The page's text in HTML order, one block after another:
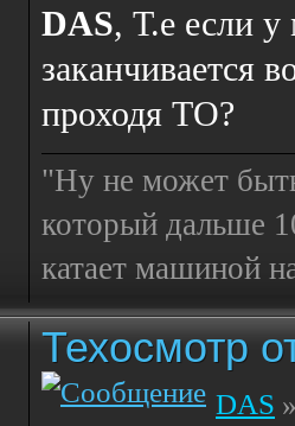
DAS, Т.е если у
заканчивается
проходя ТО?
"Ну не может
который дальше
катает машиной
Техосмотр
DAS